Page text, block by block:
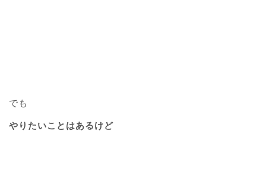
でも
やりたいことはあるけど